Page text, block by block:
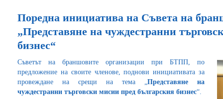
Поредна инициатива на Съвета на
„Представяне на чуждестранни
бизнес“
Съветът на браншовите организации при БТПП, по
предложение на своите членове, поднови инициативата за
провеждане на срещи на тема „Представяне на
чуждестранни търговски мисии пред българския бизнес“.